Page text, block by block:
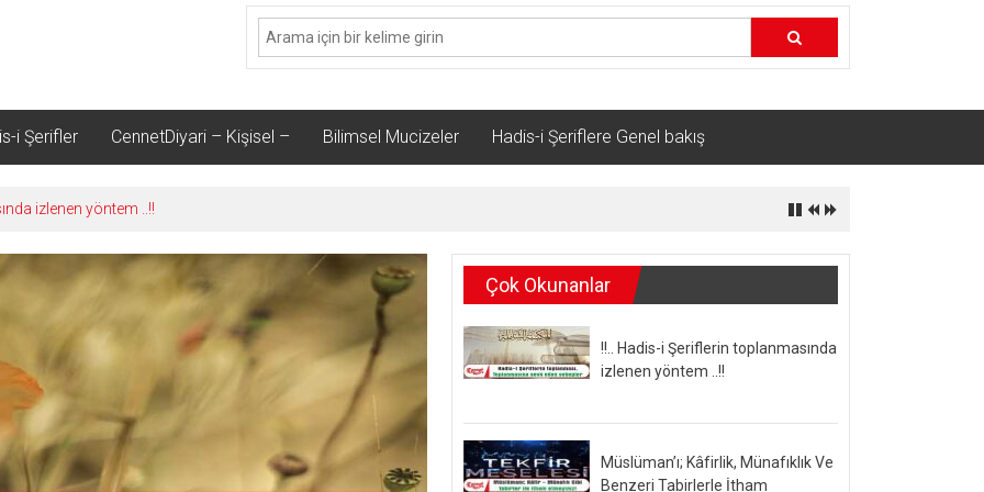
i Şerifler CennetDiyari – Kişisel – Bilimsel Mucizeler Hadis-i Şeriflere Genel bakış
izlenen yöntem ..!!
Çok Okunanlar
!!.. Hadis-i Şeriflerin toplanmasında
izlenen yöntem ..!!
Müslüman’ı; Kâfirlik, Münafıklık Ve
Benzeri Tabirlerle İtham